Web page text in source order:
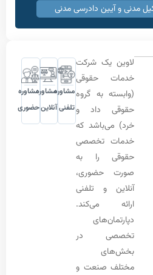
دادرسی مدنی
یک شرکت
حقوقی
به گروه
داد و
که
تخصصی
را به
حضوری،
و تلفنی
می‌کند.
در
صنعت و
مشاوره
تلفنی
مشاوره
آنلاین
مشاوره
حضوری